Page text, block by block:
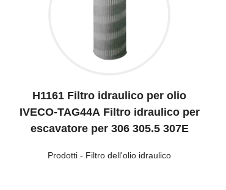
H1161 Filtro idraulico per olio
IVECO-TAG44A Filtro idraulico per
escavatore per 306 305.5 307E
Prodotti - Filtro dell'olio idraulico